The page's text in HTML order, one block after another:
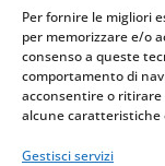
Per fornire le migliori
per memorizzare e/o
consenso a queste
comportamento di
acconsentire o
alcune caratteristiche
Gestisci servizi
– salvo
ha